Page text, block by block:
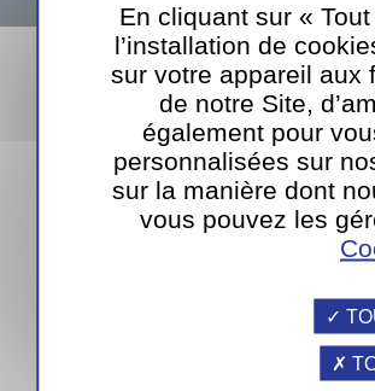
En cliquant sur «
l’installation de
sur votre appareil aux
de notre Site,
également pour
personnalisées sur
sur la manière dont
vous pouvez les